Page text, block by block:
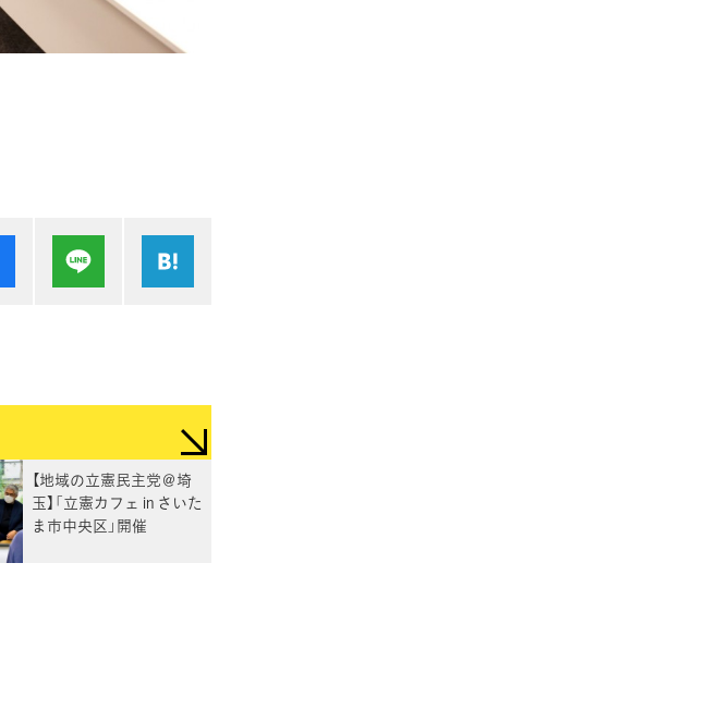
シェア Lineで送る
【地域の立憲民主党＠埼
玉】「立憲カフェ in さいた
ま市中央区」開催